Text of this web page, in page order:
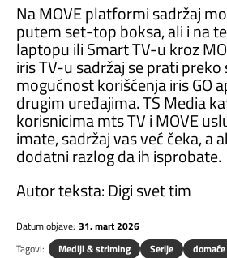
Na MOVE platformi sadržaj
putem set-top boksa, ali i na
laptopu ili Smart TV-u kroz
iris TV-u sadržaj se prati
mogućnost korišćenja iris GO
drugim uređajima. TS Media
korisnicima mts TV i MOVE
imate, sadržaj vas već čeka, a
dodatni razlog da ih isprobate.
Autor teksta: Digi svet tim
Datum objave: 31. mart 2026
Tagovi:
Mediji & striming Serije